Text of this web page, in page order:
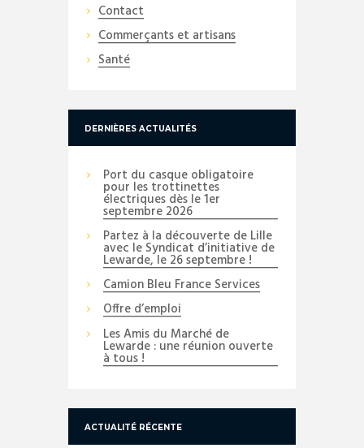
Contact
Commerçants et artisans
Santé
DERNIÈRES ACTUALITÉS
Port du casque obligatoire
pour les trottinettes
électriques dès le 1er
septembre 2026
Partez à la découverte de Lille
avec le Syndicat d’initiative de
Lewarde, le 26 septembre !
Camion Bleu France Services
Offre d’emploi
Les Amis du Marché de
Lewarde : une réunion ouverte
à tous !
ACTUALITÉ RÉCENTE